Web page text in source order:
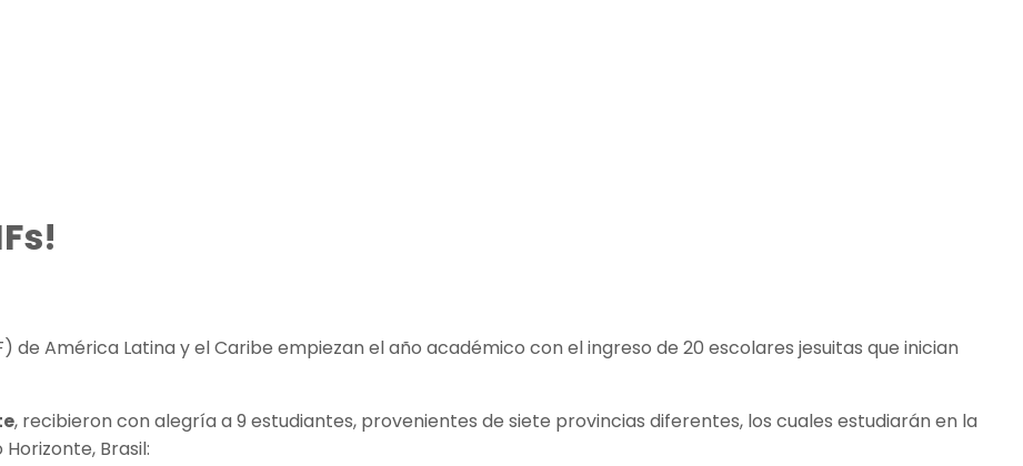
de América Latina y el Caribe empiezan el año académico con el ingreso de 20 escolares jesuitas que inician
, recibieron con alegría a 9 estudiantes, provenientes de siete provincias diferentes, los cuales estudiarán en la
Brasil: